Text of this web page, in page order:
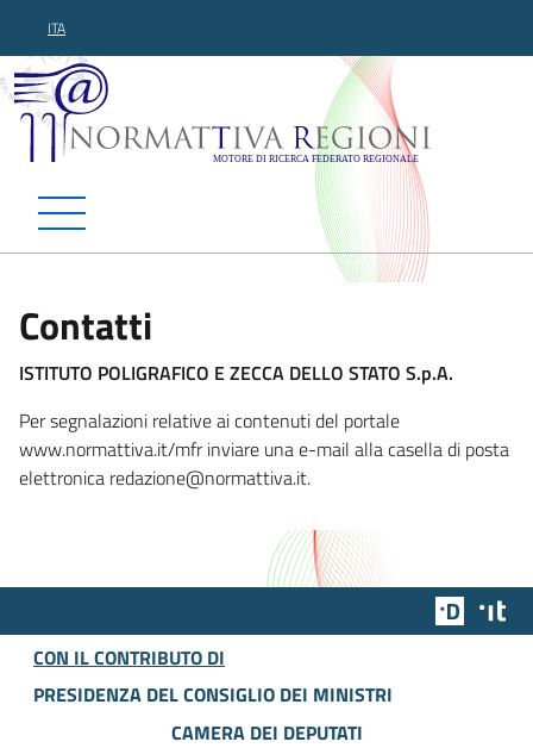
ITA
Normattiva Regioni -
Contatti
ISTITUTO POLIGRAFICO E ZECCA DELLO STATO S.p.A.
Per segnalazioni relative ai contenuti del portale
www.normattiva.it/mfr inviare una e-mail alla casella di posta
elettronica redazione@normattiva.it.
Team
CON IL CONTRIBUTO DI
PRESIDENZA DEL CONSIGLIO DEI MINISTRI
CAMERA DEI DEPUTATI